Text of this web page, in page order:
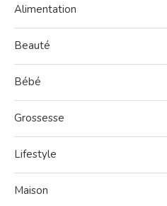
Alimentation
Beauté
Bébé
Grossesse
Lifestyle
Maison